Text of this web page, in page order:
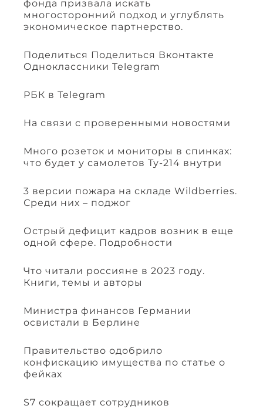
фонда призвала искать
многосторонний подход и углублять
экономическое партнерство.
Поделиться Поделиться Вконтакте
Одноклассники Telegram
РБК в Telegram
На связи с проверенными новостями
Много розеток и мониторы в спинках:
что будет у самолетов Ту-214 внутри
3 версии пожара на складе Wildberries.
Среди них – поджог
Острый дефицит кадров возник в еще
одной сфере. Подробности
Что читали россияне в 2023 году.
Книги, темы и авторы
Министра финансов Германии
освистали в Берлине
Правительство одобрило
конфискацию имущества по статье о
фейках
S7 сокращает сотрудников